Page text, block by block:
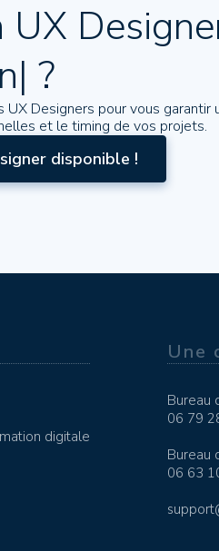
UX
?
Designers pour vous
et le timing de vos projets.
disponible !
digitale
Une
Bureau
06 79
Bureau
06 63